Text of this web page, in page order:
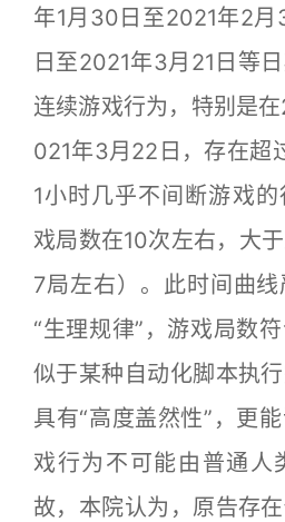
年1月30日至2021年2
日至2021年3月21日等
连续游戏行为，特别是
021年3月22日，存在超
1小时几乎不间断游戏
戏局数在10次左右，大
7局左右）。此时间曲
“生理规律”，游戏局数
似于某种自动化脚本执
具有“高度盖然性”，更
戏行为不可能由普通人
故，本院认为，原告存